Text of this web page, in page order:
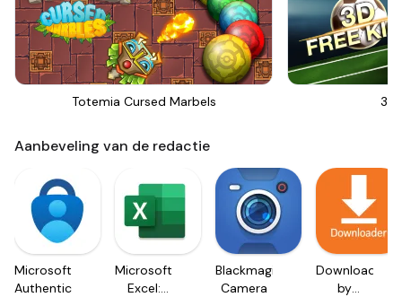
Totemia Cursed Marbels 3D
Aanbeveling van de redactie
Microsoft
Authenticator
Microsoft
Excel:
Blackmagic
Camera
Downloader
by